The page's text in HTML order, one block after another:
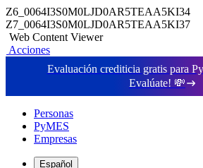
Z6_0064I3S0M0LJD0AR5TEAA5KI34
Z7_0064I3S0M0LJD0AR5TEAA5KI37
Web Content Viewer
Acciones
Evaluación crediticia gratis para
Evalúate! 💸
Personas
PyMES
Empresas
Español